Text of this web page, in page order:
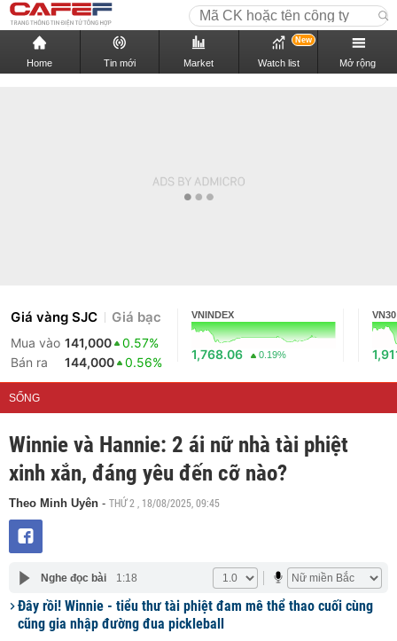
Home Tin mới Market Watch list
New
Mở rộng
Giá vàng SJC Giá bạc
Mua vào 141,000
0.57%
Bán ra
144,000 0.56%
VNINDEX
1,768.06 0.19%
VN30
SỐNG
Winnie và Hannie: 2 ái nữ nhà tài phiệt
xinh xắn, đáng yêu đến cỡ nào?
Theo Minh Uyên - THỨ 2 , 18/08/2025, 09:45
Nghe đọc bài 1:18
Đây rồi! Winnie - tiểu thư tài phiệt đam mê thể thao cuối cùng
cũng gia nhập đường đua pickleball